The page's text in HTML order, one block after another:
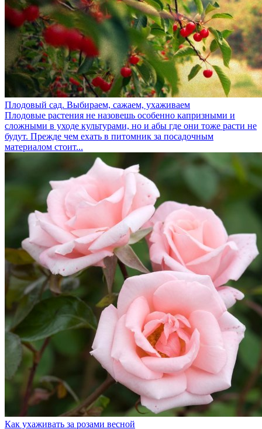
Плодовый сад. Выбираем, сажаем, ухаживаем
Плодовые растения не назовешь особенно капризными и
сложными в уходе культурами, но и абы где они тоже расти не
будут. Прежде чем ехать в питомник за посадочным
материалом стоит...
Как ухаживать за розами весной